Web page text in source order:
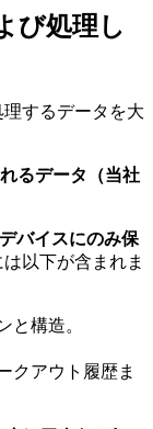
び処理し
するデータを大
るデータ（当社
バイスにのみ保
以下が含まれま
と構造。
クアウト履歴ま